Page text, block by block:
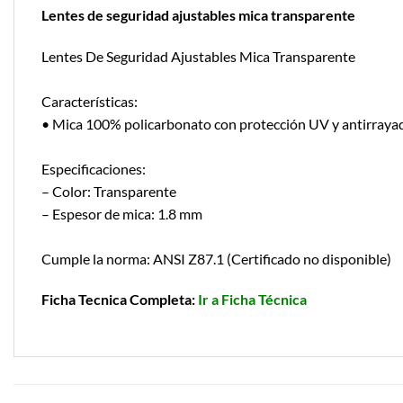
Lentes de seguridad ajustables mica transparente
Lentes De Seguridad Ajustables Mica Transparente
Características:
• Mica 100% policarbonato con protección UV y
Especificaciones:
– Color: Transparente
– Espesor de mica: 1.8 mm
Cumple la norma: ANSI Z87.1 (Certificado no disponible)
Ficha Tecnica Completa: Ir a Ficha Técnica